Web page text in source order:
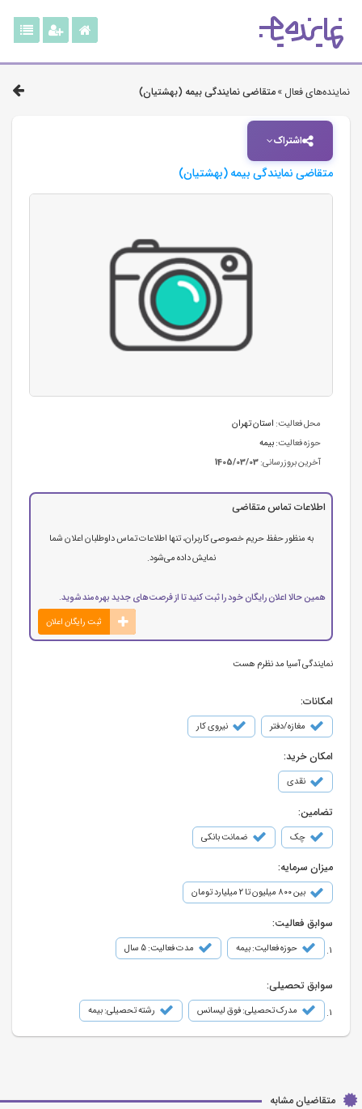
نماینده‌های فعال »متقاضی نمایندگی بیمه (بهشتیان)
اشتراک
متقاضی نمایندگی بیمه (بهشتیان)
محل فعالیت: استان تهران
حوزه فعالیت:بیمه
آخرین بروزرسانی:1405/03/03
اطلاعات تماس متقاضی
به منظور حفظ حریم خصوصی کاربران، تنها اطلاعات تماس داوطلبان اعلان شما
نمایش داده می‌شود.
همین حالا اعلان رایگان خود را ثبت کنید تا از فرصت‌های جدید بهره‌مند شوید.
ثبت رایگان اعلان
نمایندگی آسیا مد نظرم هست
امکانات:
مغازه/دفتر نیروی کار
امکان خرید:
نقدی
تضامین:
چک ضمانت بانکی
میزان سرمایه:
بین ۸۰۰ میلیون تا ۲ میلیارد تومان
سوابق فعالیت:
حوزه فعالیت: بیمه مدت فعالیت: 5 سال
سوابق تحصیلی:
مدرک تحصیلی: فوق لیسانس رشته تحصیلی: بیمه
متقاضیان مشابه